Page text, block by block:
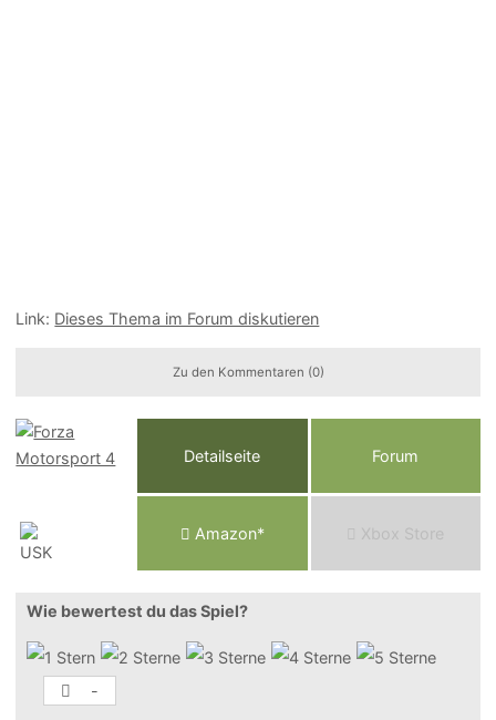
Link: Dieses Thema im Forum diskutieren
Zu den Kommentaren (0)
Detailseite Forum
Amazon* Xbox Store
Wie bewertest du das Spiel?
-